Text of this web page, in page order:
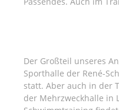
Der Großteil unseres
Sporthalle der René-
statt. Aber auch in der
der Mehrzweckhalle in